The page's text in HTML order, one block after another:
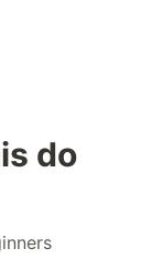
do